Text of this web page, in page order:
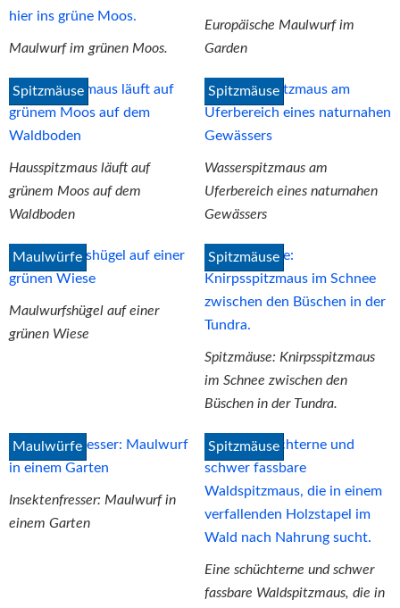
Maulwurf im grünen Moos.
Europäische Maulwurf im
Garden
Spitzmäuse
Hausspitzmaus läuft auf
grünem Moos auf dem
Waldboden
Spitzmäuse
Wasserspitzmaus am
Uferbereich eines naturnahen
Gewässers
Maulwürfe
Maulwurfshügel auf einer
grünen Wiese
Spitzmäuse
Spitzmäuse: Knirpsspitzmaus
im Schnee zwischen den
Büschen in der Tundra.
Maulwürfe
Insektenfresser: Maulwurf in
einem Garten
Spitzmäuse
Eine schüchterne und schwer
fassbare Waldspitzmaus, die in